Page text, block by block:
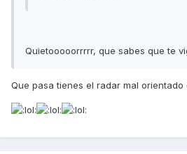
Quietooooorrrrr, que sabes que te
Que pasa tienes el radar mal orientado